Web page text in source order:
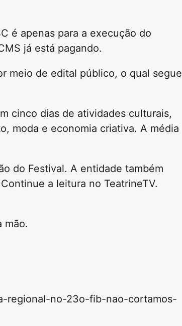
é apenas para a execução do
já está pagando.
meio de edital público, o qual segue
cinco dias de atividades culturais,
moda e economia criativa. A média
do Festival. A entidade também
a leitura no TeatrineTV.
mão.
regional-no-23o-fib-nao-cortamos-